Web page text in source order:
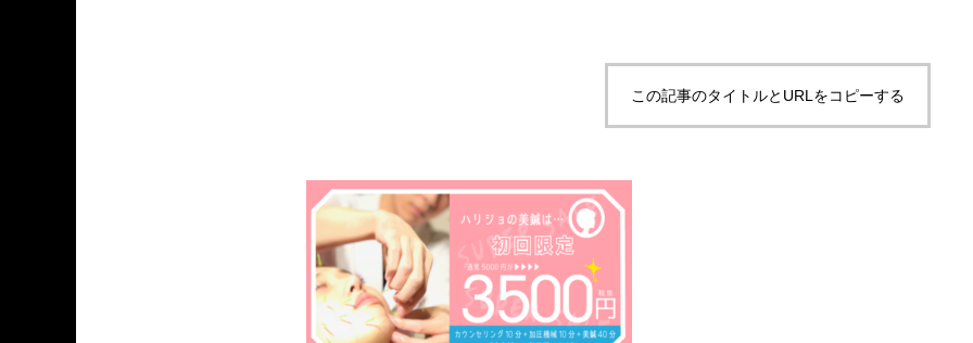
この記事のタイトルとURLをコピーする